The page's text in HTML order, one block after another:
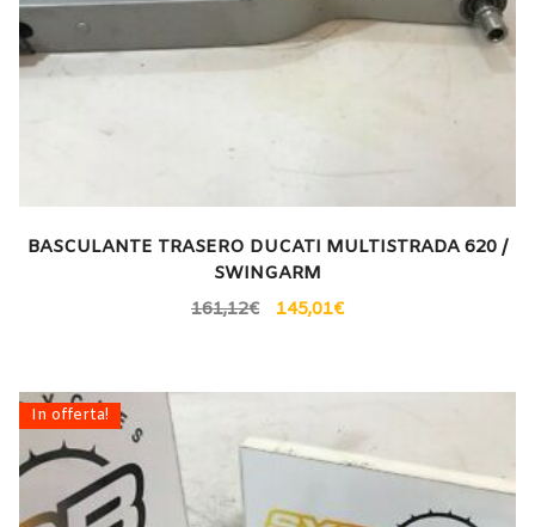
BASCULANTE TRASERO DUCATI MULTISTRADA 620 /
SWINGARM
161,12€ 145,01€
In offerta!